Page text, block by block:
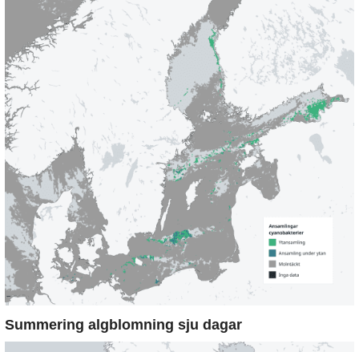
Summering algblomning sju dagar